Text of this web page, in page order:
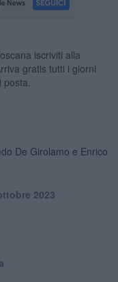
iscriviti alla
gratis tutti i giorni
De Girolamo e Enrico
2023